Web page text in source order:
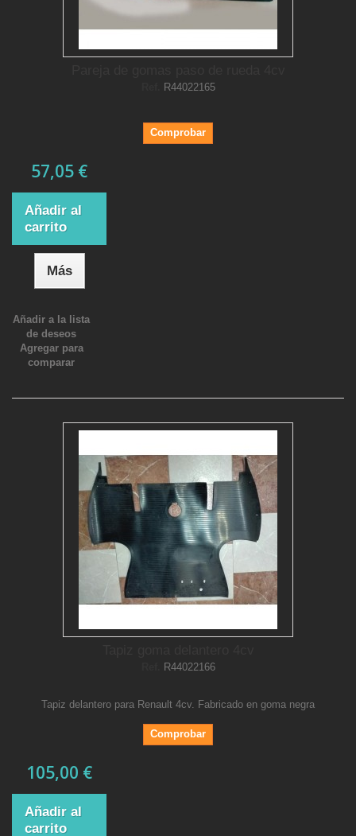
R44022165
Comprobar
57,05 €
Añadir al
carrito
Más
Añadir a la lista
de deseos
Agregar para
comparar
R44022166
Tapiz delantero para Renault 4cv. Fabricado en goma negra
Comprobar
105,00 €
Añadir al
carrito